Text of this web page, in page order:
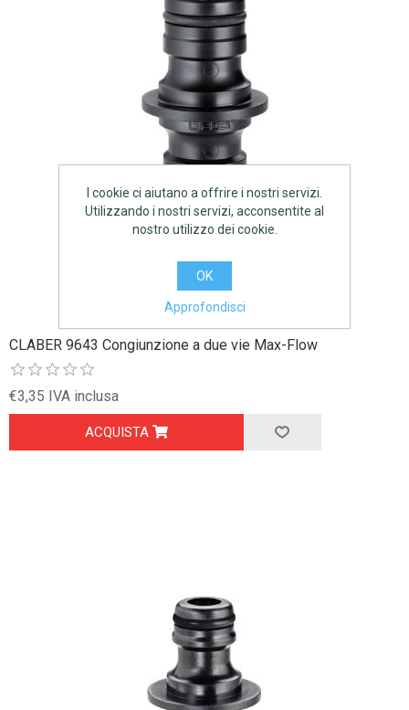
CLABER 9643 Congiunzione a due vie Max-Flow
€3,35 IVA inclusa
ACQUISTA
I cookie ci aiutano a offrire i nostri servizi.
Utilizzando i nostri servizi, acconsentite al
nostro utilizzo dei cookie.
OK
Approfondisci